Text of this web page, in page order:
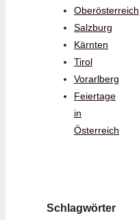
Oberösterreich
Salzburg
Kärnten
Tirol
Vorarlberg
Feiertage
in
Österreich
Schlagwörter